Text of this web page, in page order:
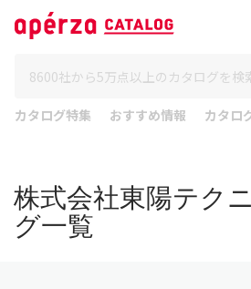
カタログ特集 おすすめ情報 カタロ
株式会社東陽テク
グ一覧